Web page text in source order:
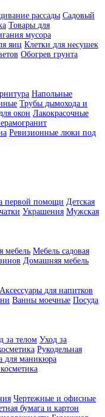
рассады Садовый
Товары для
мусора
яиц Клетки для несушек
Обогрев грунта
Напольные
Трубы дымохода и
окон Лакокрасочные
Ревизионные люки под
первой помощи Детская
Украшения Мужская
мебель Мебель садовая
Домашняя мебель
Аксессуары для напитков
Ванны моечные Посуда
за телом Уход за
Рукодельная
для маникюра
Чертежные и офисные
бумага и картон